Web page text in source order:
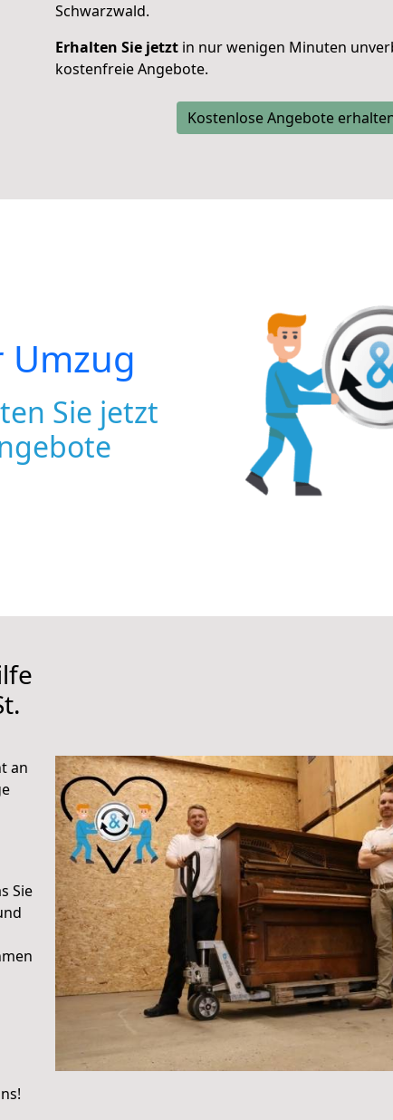
Schwarzwald.
Erhalten Sie jetzt in nur wenigen Minuten
kostenfreie Angebote.
Kostenlose Angebote
Umzug
Sie jetzt
an
Sie